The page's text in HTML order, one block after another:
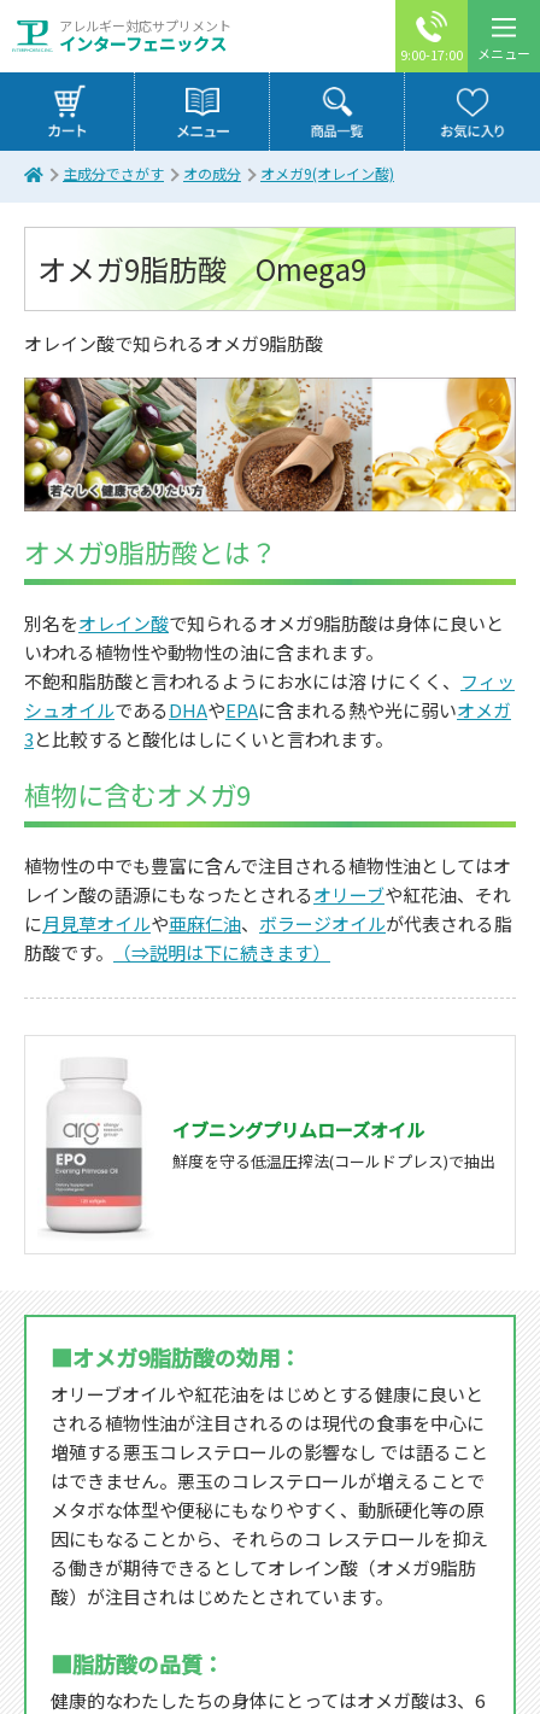
アレルギー対応サプリメント
インターフェニックス 9:00-17:00 メニュー
主成分でさがす オの成分 オメガ9(オレイン酸)
オメガ9脂肪酸 Omega9
オレイン酸で知られるオメガ9脂肪酸
オメガ9脂肪酸とは？
別名をオレイン酸で知られるオメガ9脂肪酸は身体に良いと
いわれる植物性や動物性の油に含まれます。
不飽和脂肪酸と言われるようにお水には溶 けにくく、 フィッ
シュオイルであるDHAやEPAに含まれる熱や光に弱いオメガ
3と比較すると酸化はしにくいと言われます。
植物に含むオメガ9
植物性の中でも豊富に含んで注目される植物性油としてはオ
レイン酸の語源にもなったとされるオリーブや紅花油、それ
に月見草オイルや亜麻仁油、 ボラージオイルが代表される脂
肪酸です。
（⇒説明は下に続きます）
イブニングプリムローズオイル
鮮度を守る低温圧搾法(コールドプレス)で抽出
■オメガ9脂肪酸の効用：
オリーブオイルや紅花油をはじめとする健康に良いと
される植物性油が注目されるのは現代の食事を中心に
増殖する悪玉コレステロールの影響なし では語ること
はできません。悪玉のコレステロールが増えることで
メタボな体型や便秘にもなりやすく、動脈硬化等の原
因にもなることから、それらのコ レステロールを抑え
る働きが期待できるとしてオレイン酸（オメガ9脂肪
酸）が注目されはじめたとされています。
■脂肪酸の品質：
健康的なわたしたちの身体にとってはオメガ酸は3、6